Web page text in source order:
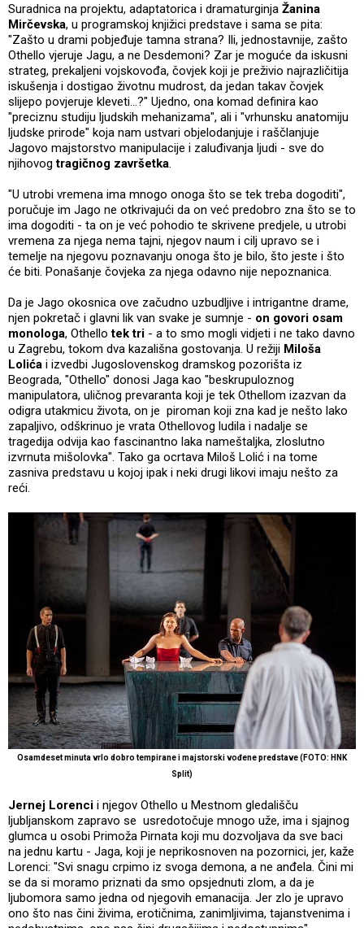
Suradnica na projektu, adaptatorica i dramaturginja Žanina
Mirčevska, u programskoj knjižici predstave i sama se pita:
"Zašto u drami pobjeđuje tamna strana? Ili, jednostavnije, zašto
Othello vjeruje Jagu, a ne Desdemoni? Zar je moguće da iskusni
strateg, prekaljeni vojskovođa, čovjek koji je preživio najrazličitija
iskušenja i dostigao životnu mudrost, da jedan takav čovjek
slijepo povjeruje kleveti...?" Ujedno, ona komad definira kao
"preciznu studiju ljudskih mehanizama", ali i "vrhunsku anatomiju
ljudske prirode" koja nam ustvari objelodanjuje i raščlanjuje
Jagovo majstorstvo manipulacije i zaluđivanja ljudi - sve do
njihovogtragičnog završetka
"U utrobi vremena ima mnogo onoga što se tek treba dogoditi",
poručuje im Jago ne otkrivajući da on već predobro zna što se to
ima dogoditi - ta on je već pohodio te skrivene predjele, u utrobi
vremena za njega nema tajni, njegov naum i cilj upravo se i
temelje na njegovu poznavanju onoga što je bilo, što jeste i što
će biti. Ponašanje čovjeka za njega odavno nije nepoznanica.
Da je Jago okosnica ove začudno uzbudljive i intrigantne drame,
njen pokretač i glavni lik van svake je sumnje - on govori osam
monologa, Othellotek tri - a to smo mogli vidjeti i ne tako davno
u Zagrebu, tokom dva kazališna gostovanja. U režiji Miloša
Lolića i izvedbi Jugoslovenskog dramskog pozorišta iz
Beograda, "Othello" donosi Jaga kao "beskrupuloznog
manipulatora, uličnog prevaranta koji je tek Othellom izazvan da
odigra utakmicu života, on je piroman koji zna kad je nešto lako
zapaljivo, odškrinuo je vrata Othellovog ludila i nadalje se
tragedija odvija kao fascinantno laka nameštaljka, zloslutno
izvrnuta mišolovka". Tako ga ocrtava Miloš Lolić i na tome
zasniva predstavu u kojoj ipak i neki drugi likovi imaju nešto za
reći.
Osamdeset minuta vrlo dobro tempirane i majstorski vođene predstave (FOTO: HNK
Split)
Jernej Lorenci i njegov Othello u Mestnom gledališču
ljubljanskom zapravo se usredotočuje mnogo uže, ima i sjajnog
glumca u osobi Primoža Pirnata koji mu dozvoljava da sve baci
na jednu kartu - Jaga, koji je neprikosnoven na pozornici, jer, kaže
Lorenci: "Svi snagu crpimo iz svoga demona, a ne anđela. Čini mi
se da si moramo priznati da smo opsjednuti zlom, a da je
ljubomora samo jedna od njegovih emanacija. Jer zlo je upravo
ono što nas čini živima, erotičnima, zanimljivima, tajanstvenima i